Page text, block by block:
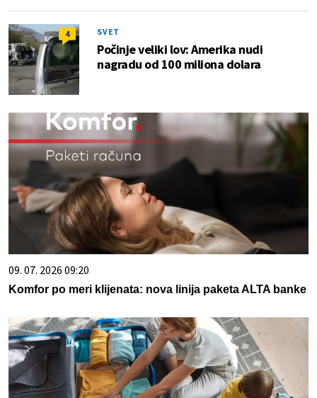
4 SVET
Počinje veliki lov: Amerika nudi
nagradu od 100 miliona dolara
09. 07. 2026 09:20
Komfor po meri klijenata: nova linija paketa ALTA banke